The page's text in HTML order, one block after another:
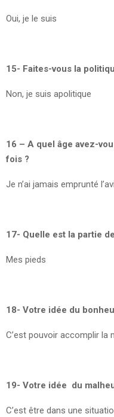
Oui, je le suis
15- Faites-vous la
Non, je suis apolitique
16 – A quel âge avez-
fois ?
Je n’ai jamais emprunté
17- Quelle est la partie
Mes pieds
18- Votre idée du
C’est pouvoir accomplir la
19- Votre idée du
C’est être dans une